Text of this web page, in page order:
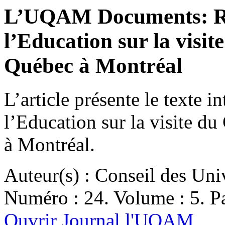
L’UQAM Documents:
l’Education sur la
Québec à Montréal
L’article présente le texte
l’Education sur la visite du
à Montréal.
Auteur(s) : Conseil des
Numéro : 24. Volume : 5.
Ouvrir Journal l'UQAM